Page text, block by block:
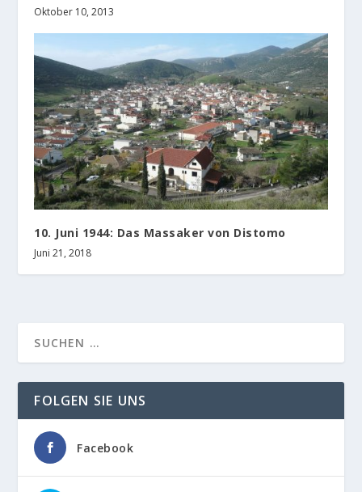
Oktober 10, 2013
10. Juni 1944: Das Massaker von Distomo
Juni 21, 2018
FOLGEN SIE UNS
Facebook